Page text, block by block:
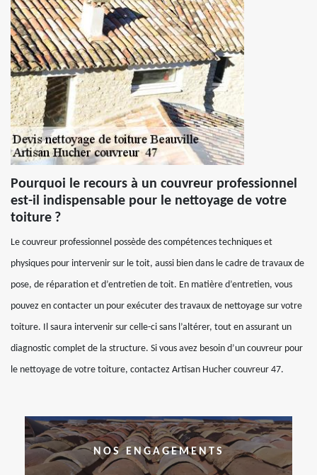
Pourquoi le recours à un couvreur professionnel
est-il indispensable pour le nettoyage de votre
toiture ?
Le couvreur professionnel possède des compétences techniques et
physiques pour intervenir sur le toit, aussi bien dans le cadre de travaux de
pose, de réparation et d’entretien de toit. En matière d’entretien, vous
pouvez en contacter un pour exécuter des travaux de nettoyage sur votre
toiture. Il saura intervenir sur celle-ci sans l’altérer, tout en assurant un
diagnostic complet de la structure. Si vous avez besoin d’un couvreur pour
le nettoyage de votre toiture, contactez Artisan Hucher couvreur 47.
NOS ENGAGEMENTS